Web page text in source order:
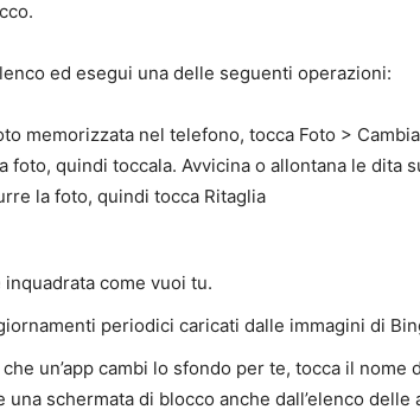
.
ed esegui una delle seguenti operazioni:
memorizzata nel telefono, tocca Foto >
foto, quindi toccala. Avvicina o allontana le dita
la foto, quindi tocca Ritaglia
come vuoi tu.
periodici caricati dalle immagini di
un’app cambi lo sfondo per te, tocca il nome
una schermata di blocco anche dall’elenco delle